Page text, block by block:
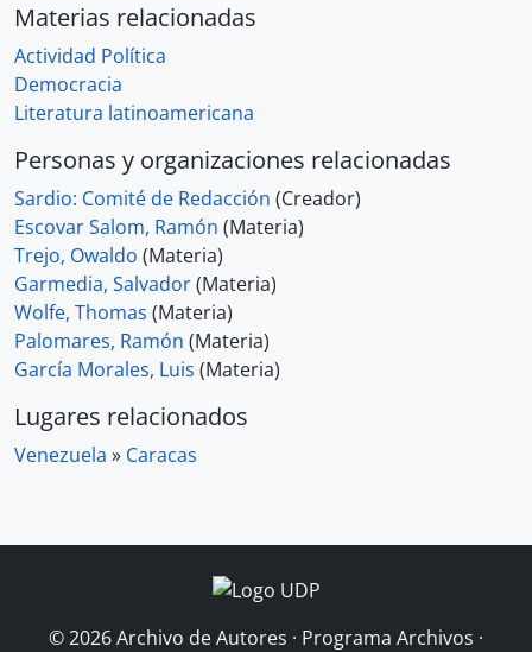
Materias relacionadas
Actividad Política
Democracia
Literatura latinoamericana
Personas y organizaciones relacionadas
Sardio: Comité de Redacción (Creador)
Escovar Salom, Ramón (Materia)
Trejo, Owaldo (Materia)
Garmedia, Salvador(Materia)
Wolfe, Thomas (Materia)
Palomares, Ramón (Materia)
García Morales, Luis (Materia)
Lugares relacionados
Venezuela » Caracas
© 2026 Archivo de Autores · Programa Archivos ·